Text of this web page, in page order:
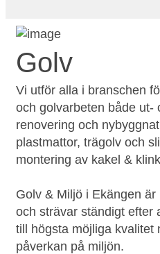
Golv
Vi utför alla i branschen
och golvarbeten både ut-
renovering och
plastmattor, trägolv och
montering av kakel &
Golv & Miljö i Ekängen
och strävar ständigt efter
till högsta möjliga kvalitet
påverkan på miljön.